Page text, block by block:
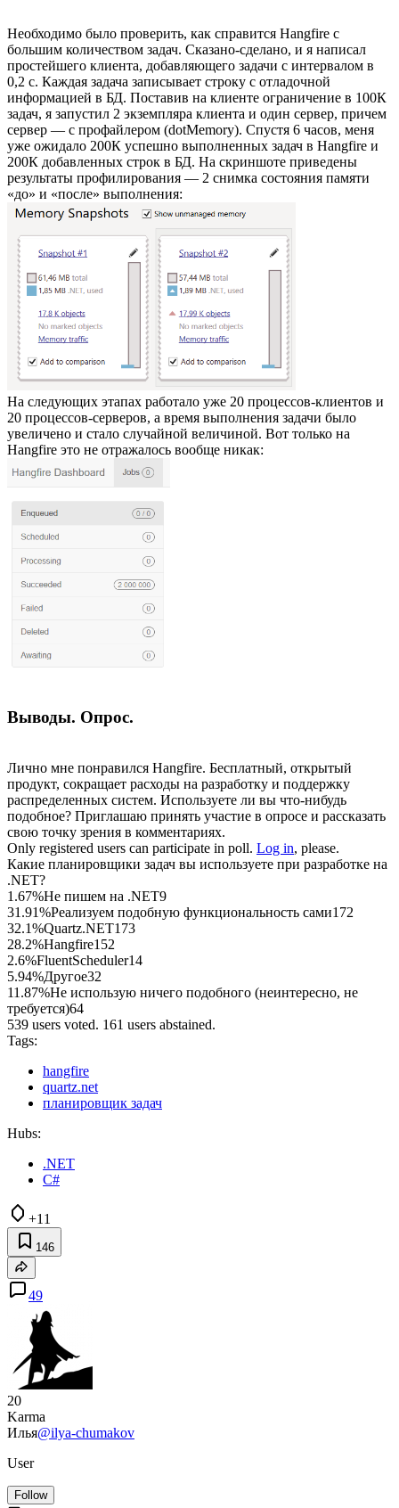
Необходимо было проверить, как справится Hangfire с
большим количеством задач. Сказано-сделано, и я написал
простейшего клиента, добавляющего задачи с интервалом в
0,2 с. Каждая задача записывает строку с отладочной
информацией в БД. Поставив на клиенте ограничение в 100К
задач, я запустил 2 экземпляра клиента и один сервер, причем
сервер — с профайлером (dotMemory). Спустя 6 часов, меня
уже ожидало 200К успешно выполненных задач в Hangfire и
200К добавленных строк в БД. На скриншоте приведены
результаты профилирования — 2 снимка состояния памяти
«до» и «после» выполнения:
На следующих этапах работало уже 20 процессов-клиентов и
20 процессов-серверов, а время выполнения задачи было
увеличено и стало случайной величиной. Вот только на
Hangfire это не отражалось вообще никак:
Выводы. Опрос.
Лично мне понравился Hangfire. Бесплатный, открытый
продукт, сокращает расходы на разработку и поддержку
распределенных систем. Используете ли вы что-нибудь
подобное? Приглашаю принять участие в опросе и рассказать
свою точку зрения в комментариях.
Only registered users can participate in poll. Log in, please.
Какие планировщики задач вы используете при разработке на
.NET?
1.67%Не пишем на .NET9
31.91%Реализуем подобную функциональность сами172
32.1%Quartz.NET173
28.2%Hangfire152
2.6%FluentScheduler14
5.94%Другое32
11.87%Не использую ничего подобного (неинтересно, не
требуется)64
539 users voted. 161 users abstained.
Tags:
hangfire
quartz.net
планировщик задач
Hubs:
.NET
C#
+11
146
49
20
Karma
Илья@ilya-chumakov
User
Follow